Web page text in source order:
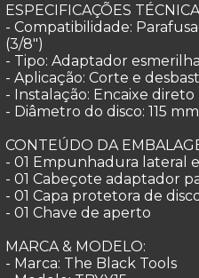
ESPECIFICAÇÕES
- Compatibilidade:
(3/8")
- Tipo: Adaptador
- Aplicação: Corte e
- Instalação: Encaixe direto
- Diâmetro do disco: 115 mm
CONTEÚDO DA
- 01 Empunhadura lateral
- 01 Cabeçote adaptador
- 01 Capa protetora de
- 01 Chave de aperto
MARCA & MODELO:
- Marca: The Black Tools